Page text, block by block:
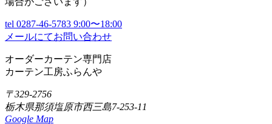
tel 0287-46-5783 9:00〜18:00
メールにてお問い合わせ
オーダーカーテン専門店
カーテン工房ふらんや
〒329-2756
栃木県那須塩原市西三島7-253-11
Google Map